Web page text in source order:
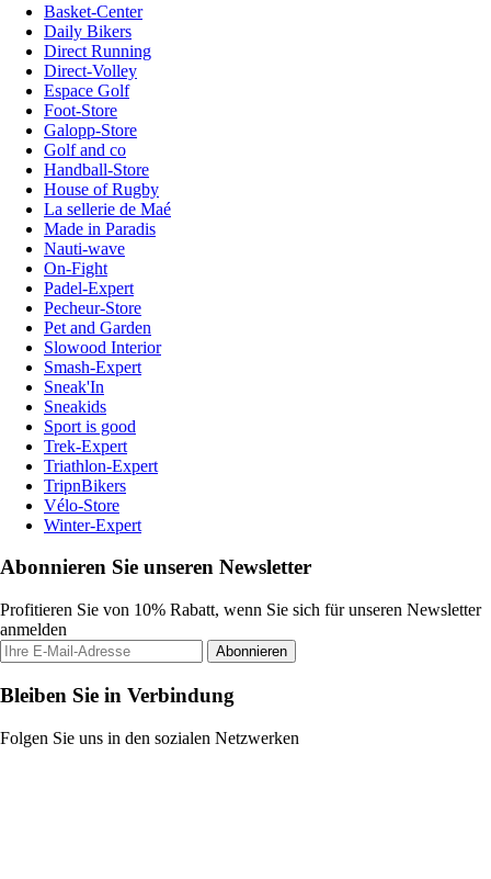
Basket-Center
Daily Bikers
Direct Running
Direct-Volley
Espace Golf
Foot-Store
Galopp-Store
Golf and co
Handball-Store
House of Rugby
La sellerie de Maé
Made in Paradis
Nauti-wave
On-Fight
Padel-Expert
Pecheur-Store
Pet and Garden
Slowood Interior
Smash-Expert
Sneak'In
Sneakids
Sport is good
Trek-Expert
Triathlon-Expert
TripnBikers
Vélo-Store
Winter-Expert
Abonnieren Sie unseren Newsletter
Profitieren Sie von 10% Rabatt, wenn Sie sich für unseren Newsletter
anmelden
Abonnieren
Bleiben Sie in Verbindung
Folgen Sie uns in den sozialen Netzwerken